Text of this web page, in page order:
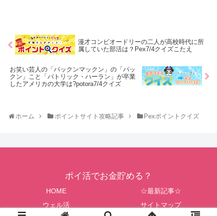
漫才コンビオードリーの二人が高校時代に所
属していた部活は？Pex7/4クイズこたえ
お笑い芸人の「パックンマックン」の「パッ
クン」こと「パトリック・ハーラン」が卒業
したアメリカの大学は?potora7/4クイズ
ホーム ポイントサイト攻略記事 Pexポイントクイズ
ポイ活でお金貯める？
HOME
☆最新記事☆
ウェル活
サイトマップ